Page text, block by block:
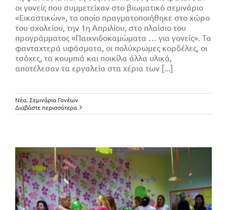
οι γονείς που συμμετείχαν στο βιωματικό σεμινάριο
«Εικαστικών», το οποίο πραγματοποιήθηκε στο χώρο
του σχολείου, την 1η Απριλίου, στο πλαίσιο του
προγράμματος «Παιχνιδοκαμώματα … για γονείς». Τα
φανταχτερά υφάσματα, οι πολύχρωμες κορδέλες, οι
τσόχες, τα κουμπιά και ποικίλα άλλα υλικά,
αποτέλεσαν τα εργαλεία στα χέρια των [...]
Νέα, Σεμινάρια Γονέων
Διαβάστε περισσότερα
Σεμινάριο Αφήγησης Παραμυθιού